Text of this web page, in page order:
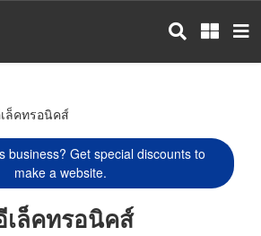
ล็คทรอนิคส์
business? Get special discounts to
make a website.
ล็คทรอนิคส์